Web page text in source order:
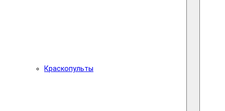
Краскопульты